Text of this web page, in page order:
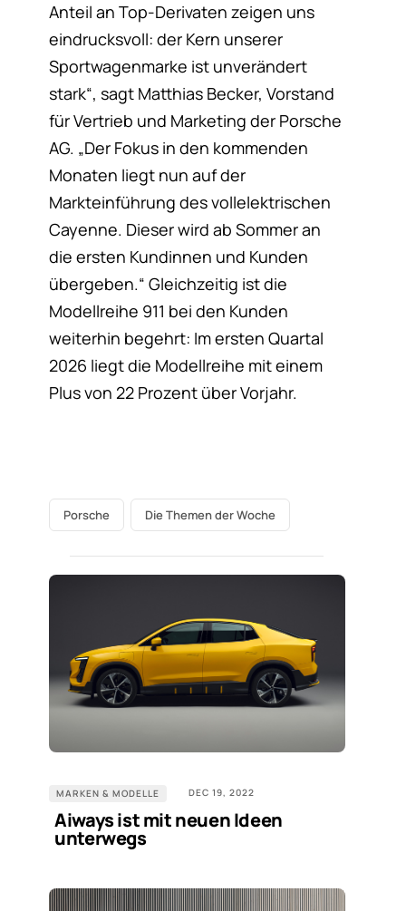
Anteil an Top-Derivaten zeigen uns
eindrucksvoll: der Kern unserer
Sportwagenmarke ist unverändert
stark“, sagt Matthias Becker, Vorstand
für Vertrieb und Marketing der Porsche
AG. „Der Fokus in den kommenden
Monaten liegt nun auf der
Markteinführung des vollelektrischen
Cayenne. Dieser wird ab Sommer an
die ersten Kundinnen und Kunden
übergeben.“ Gleichzeitig ist die
Modellreihe 911 bei den Kunden
weiterhin begehrt: Im ersten Quartal
2026 liegt die Modellreihe mit einem
Plus von 22 Prozent über Vorjahr.
Porsche Die Themen der Woche
MARKEN & MODELLE DEC 19, 2022
Aiways ist mit neuen Ideen
unterwegs